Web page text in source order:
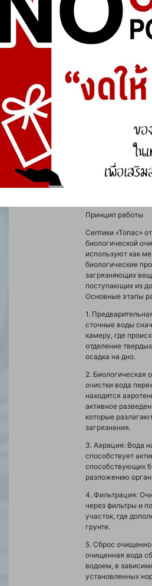
ตอบกลับไปยัง:
entitled to money in
Philipcor
ผู้เยี่ยมชม
Системы очистки
важную роль в
городских
популярных
канализации в
является септик
рассмотрим
устройства, его
Принцип работы
Септики «Топас»
биологической
используют как
биологические
загрязняющих
поступающих из
Основные этапы
1.
сточные воды
камеру, где
отделение
осадка на дно.
2. Биологическая
очистки вода
находятся
активное
которые
загрязнения.
3. Аэрация: Вода
способствует
способствующих
разложению
4. Фильтрация:
через фильтры и
участок, где
грунте.
5. Сброс
очищенная вода
водоем, в
установленных